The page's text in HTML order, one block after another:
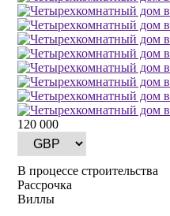
120 000
В процессе строительства
Рассрочка
Виллы